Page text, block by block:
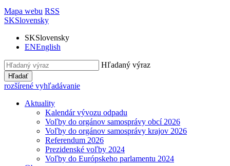
Mapa webu RSS
SKSlovensky
SKSlovensky
ENEnglish
Hľadaný výraz
Hľadať
rozšírené vyhľadávanie
Aktuality
Kalendár vývozu odpadu
Voľby do orgánov samosprávy obcí 2026
Voľby do orgánov samosprávy krajov 2026
Referendum 2026
Prezidenské voľby 2024
Voľby do Európskeho parlamentu 2024